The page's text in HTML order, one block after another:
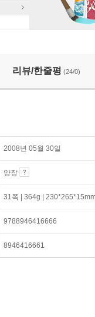
리뷰/한줄평 (24/0)
2008년 05월 30일
양장
31쪽 | 364g |
9788946416666
8946416661